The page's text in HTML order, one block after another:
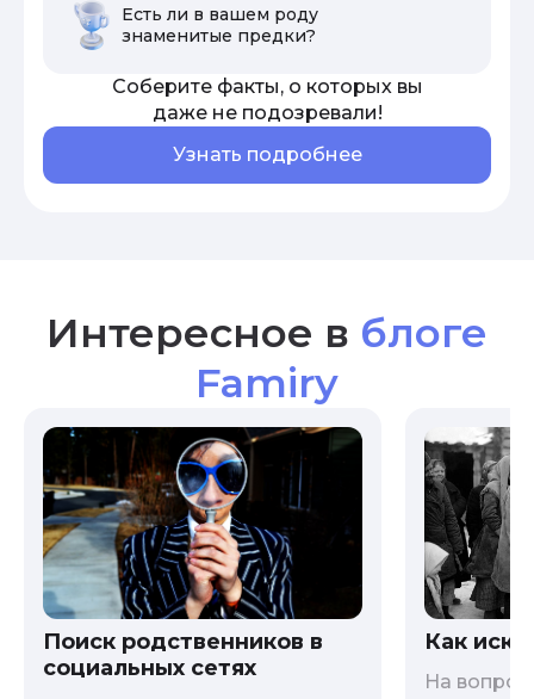
Есть ли в вашем роду
знаменитые предки?
Соберите факты, о которых вы
даже не подозревали!
Узнать подробнее
Интересное в блоге
Famiry
Поиск родственников в
социальных сетях
Как
На вопрос